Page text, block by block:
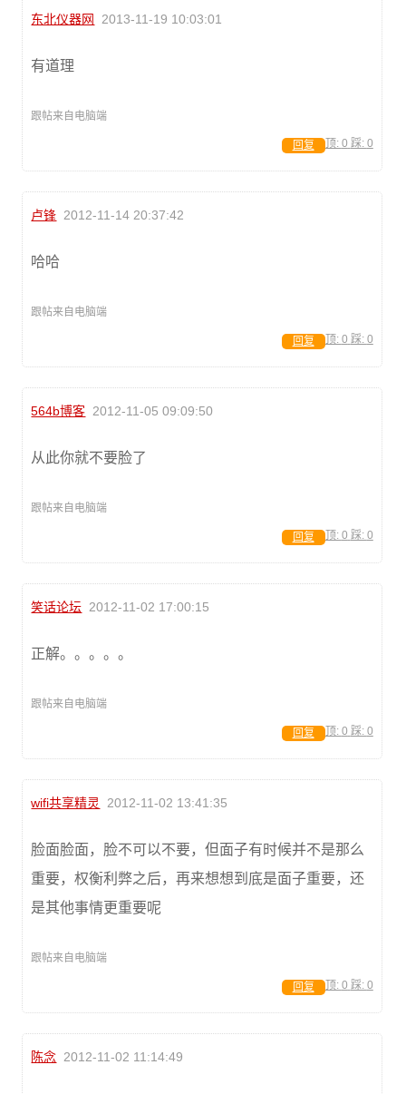
东北仪器网 2013-11-19 10:03:01
有道理
跟帖来自电脑端
顶: 0 踩: 0
回复
卢锋 2012-11-14 20:37:42
哈哈
跟帖来自电脑端
顶: 0 踩: 0
回复
564b博客 2012-11-05 09:09:50
从此你就不要脸了
跟帖来自电脑端
顶: 0 踩: 0
回复
笑话论坛 2012-11-02 17:00:15
正解。。。。。
跟帖来自电脑端
顶: 0 踩: 0
回复
wifi共享精灵 2012-11-02 13:41:35
脸面脸面，脸不可以不要，但面子有时候并不是那么
重要，权衡利弊之后，再来想想到底是面子重要，还
是其他事情更重要呢
跟帖来自电脑端
顶: 0 踩: 0
回复
陈念 2012-11-02 11:14:49